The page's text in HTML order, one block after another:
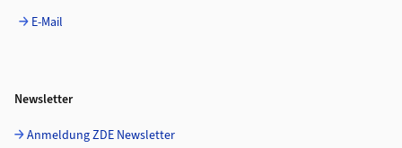
E-Mail
Newsletter
Anmeldung ZDE Newsletter